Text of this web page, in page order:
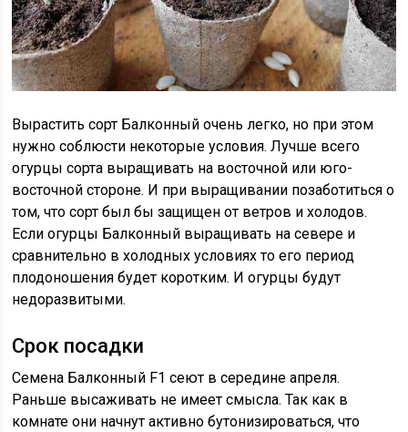
Вырастить сорт Балконный очень легко, но при этом
нужно соблюсти некоторые условия. Лучше всего
огурцы сорта выращивать на восточной или юго-
восточной стороне. И при выращивании позаботиться о
том, что сорт был бы защищен от ветров и холодов.
Если огурцы Балконный выращивать на севере и
сравнительно в холодных условиях то его период
плодоношения будет коротким. И огурцы будут
недоразвитыми.
Срок посадки
Семена Балконный F1 сеют в середине апреля.
Раньше высаживать не имеет смысла. Так как в
комнате они начнут активно бутонизироваться, что